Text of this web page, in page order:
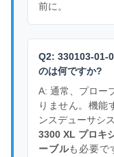
前に。
Q2: 330103-01-
のは何ですか?
A: 通常、プロー
りません。機能
ンスデューサシ
3300 XL プロキ
ーブルも必要で